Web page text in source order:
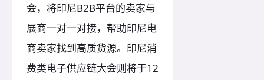
会，将印尼B2B平台的卖家与
展商一对一对接，帮助印尼电
商卖家找到高质货源。印尼消
费类电子供应链大会则将于12